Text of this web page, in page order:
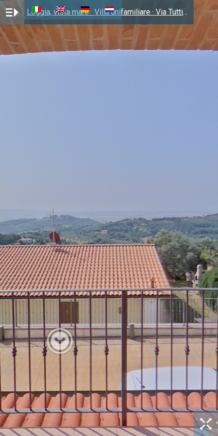
Loggia, vista mare · Villa unifamiliare · Via Tuttiventi 12 · Campiglia Marittima (LI) · 640.000 € · li-20